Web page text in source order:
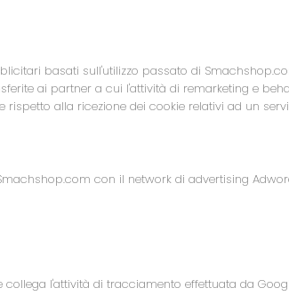
basati sull'utilizzo passato di
ai partner a cui l'attività di remarketing e
alla ricezione dei cookie relativi ad un
con il network di advertising
l'attività di tracciamento effettuata da